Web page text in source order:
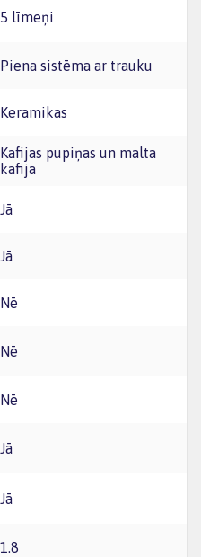
5 līmeņi
Piena sistēma ar trauku
Keramikas
Kafijas pupiņas un malta
kafija
Jā
Jā
Nē
Nē
Nē
Jā
Jā
1.8